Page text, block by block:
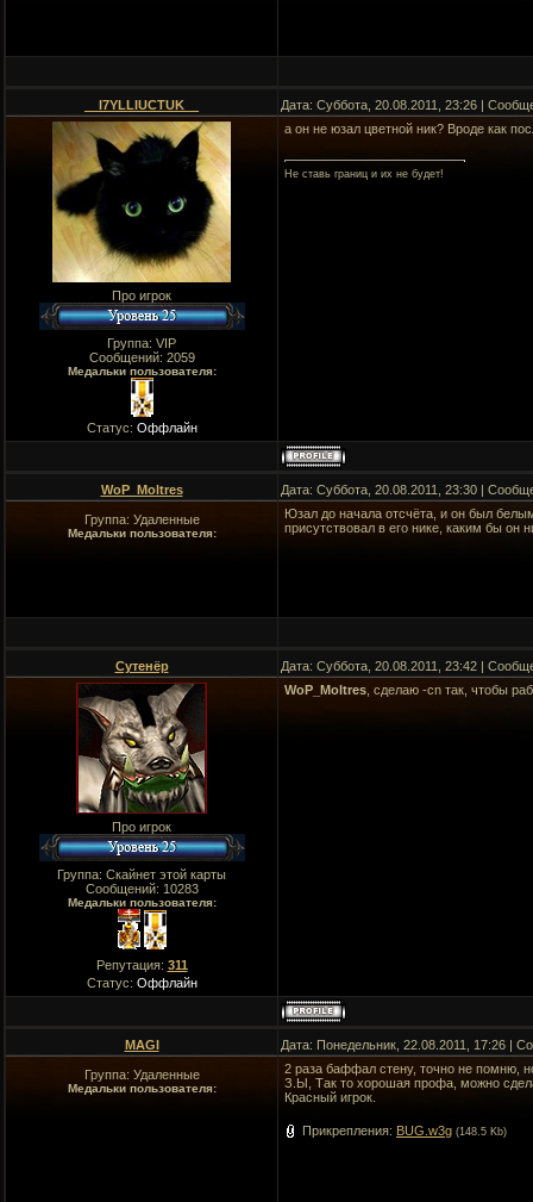
__I7YLLIUCTUK__ Дата: Суббота, 20.08.2011, 23:26 |
Про игрок
Группа: VIP
Сообщений: 2059
Медальки пользователя:
Статус: Оффлайн
а он не юзал цветной ник? Вроде как
Не ставь границ и их не будет!
WoP_Moltres Дата: Суббота, 20.08.2011, 23:30 |
Группа: Удаленные
Медальки пользователя:
Юзал до начала отсчёта, и он был
присутствовал в его нике, каким бы он
Сутенёр Дата: Суббота, 20.08.2011, 23:42 |
Про игрок
Группа: Скайнет этой карты
Сообщений: 10283
Медальки пользователя:
Репутация: 311
Статус: Оффлайн
WoP_Moltres , сделаю -cn так, чтобы
MAGI Дата: Понедельник, 22.08.2011, 17:26 |
Группа: Удаленные
Медальки пользователя:
2 раза баффал стену, точно не помню,
З.Ы, Так то хорошая профа, можно
Красный игрок.
Прикрепления: BUG.w3g (148.5 Kb)